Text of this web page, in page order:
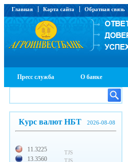
Главная Карта сайта Обратная связь
Пресс служба О банке
Курс валют НБТ 2026-08-08
11.3225
13.3560
TJS
TJS